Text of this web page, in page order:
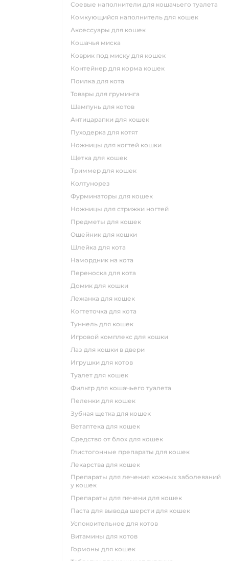
соевые наполнители для кошачьего туалета
комкующийся наполнитель для кошек
аксессуары для кошек
кошачья миска
коврик под миску для кошек
контейнер для корма кошек
поилка для кота
товары для груминга
шампунь для котов
антицарапки для кошек
пуходерка для котят
ножницы для когтей кошки
щетка для кошек
триммер для кошек
колтунорез
фурминаторы для кошек
ножницы для стрижки ногтей
предметы для кошек
ошейник для кошки
шлейка для кота
намордник на кота
переноска для кота
домик для кошки
лежанка для кошек
когтеточка для кота
туннель для кошек
игровой комплекс для кошки
лаз для кошки в двери
игрушки для котов
туалет для кошек
фильтр для кошачьего туалета
пеленки для кошек
зубная щетка для кошек
ветаптека для кошек
средство от блох для кошек
глистогонные препараты для кошек
лекарства для кошек
препараты для лечения кожных заболеваний
у кошек
препараты для печени для кошек
паста для вывода шерсти для кошек
успокоительное для котов
витамины для котов
гормоны для кошек